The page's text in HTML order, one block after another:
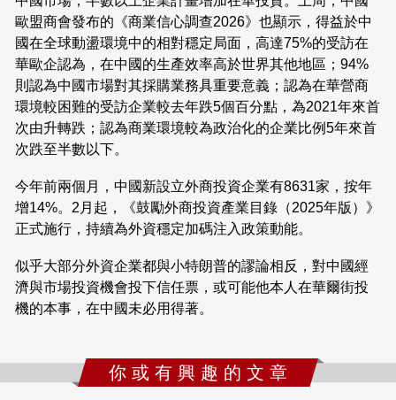
歐盟商會發布的《商業信心調查2026》也顯示，得益於中
國在全球動盪環境中的相對穩定局面，高達75%的受訪在
華歐企認為，在中國的生產效率高於世界其他地區；94%
則認為中國市場對其採購業務具重要意義；認為在華營商
環境較困難的受訪企業較去年跌5個百分點，為2021年來首
次由升轉跌；認為商業環境較為政治化的企業比例5年來首
次跌至半數以下。
今年前兩個月，中國新設立外商投資企業有8631家，按年
增14%。2月起，《鼓勵外商投資產業目錄（2025年版）》
正式施行，持續為外資穩定加碼注入政策動能。
似乎大部分外資企業都與小特朗普的謬論相反，對中國經
濟與市場投資機會投下信任票，或可能他本人在華爾街投
機的本事，在中國未必用得著。
你 或 有 興 趣 的 文 章